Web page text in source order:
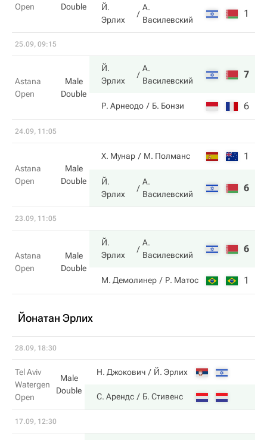
Open
Double
Й.
Эрлих
А.
Василевский
1
25.09, 09:15
Astana
Open
Male
Double
Й.
Эрлих
А.
Василевский
7
Р. Арнеодо Б. Бонзи 6
24.09, 11:05
Astana
Open
Male
Double
Х. Мунар М. Полманс 1
Й.
Эрлих
А.
Василевский
6
23.09, 11:05
Astana
Open
Male
Double
Й.
Эрлих
А.
Василевский
6
М. Демолинер Р. Матос 1
Йонатан Эрлих
28.09, 18:30
Tel Aviv
Watergen
Open
Male
Double
Н. Джокович Й. Эрлих
С. Арендс Б. Стивенс
17.09, 12:30